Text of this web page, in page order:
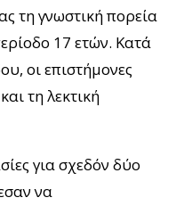
τη γνωστική πορεία
17 ετών. Κατά
οι επιστήμονες
τη λεκτική
για σχεδόν δύο
να